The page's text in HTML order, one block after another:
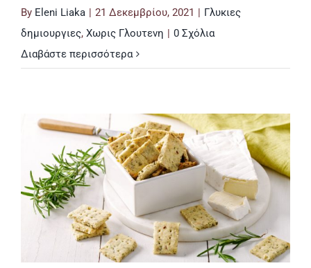
By Eleni Liaka | 21 Δεκεμβρίου, 2021 | Γλυκιες
δημιουργιες, Χωρις Γλουτενη | 0 Σχόλια
Διαβάστε περισσότερα